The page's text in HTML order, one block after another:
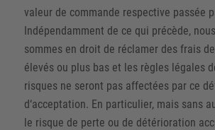
valeur de commande respective passée
Indépendamment de ce qui précède,
sommes en droit de réclamer des frais
élevés ou plus bas et les règles légales
risques ne seront pas affectées par ce
d‘acceptation. En particulier, mais sans
le risque de perte ou de détérioration